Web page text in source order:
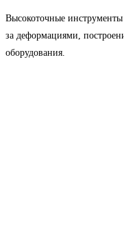
Высокоточные
за деформациями,
оборудования.